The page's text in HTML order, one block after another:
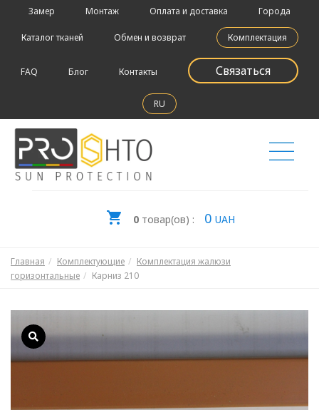
Замер Монтаж Оплата и доставка Города
Каталог тканей Обмен и возврат Комплектация
FAQ Блог Контакты Связаться
RU
0товар(ов) : 0 UAH
Главная Комплектующие
Комплектация жалюзи
горизонтальные
Карниз 210